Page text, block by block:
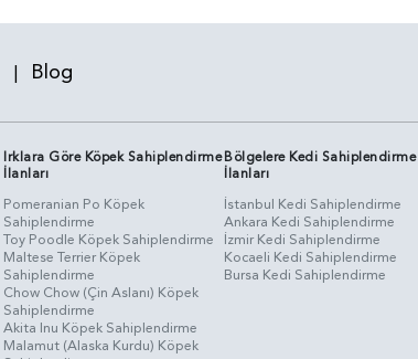
| Blog
Irklara Göre Köpek Sahiplendirme
İlanları
Pomeranian Po Köpek
Sahiplendirme
Toy Poodle Köpek Sahiplendirme
Maltese Terrier Köpek
Sahiplendirme
Chow Chow (Çin Aslanı) Köpek
Sahiplendirme
Akita Inu Köpek Sahiplendirme
Malamut (Alaska Kurdu) Köpek
Bölgelere Kedi Sahiplendirme
İlanları
İstanbul Kedi Sahiplendirme
Ankara Kedi Sahiplendirme
İzmir Kedi Sahiplendirme
Kocaeli Kedi Sahiplendirme
Bursa Kedi Sahiplendirme